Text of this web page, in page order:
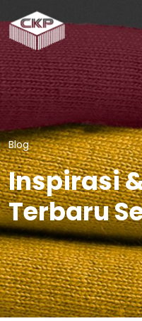
Blog
Inspirasi
Terbaru